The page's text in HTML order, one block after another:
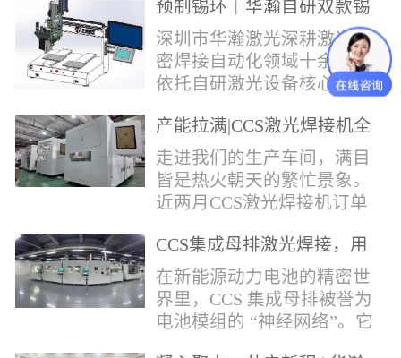
预制锡环｜华瀚自研双款锡
环机，实现焊点标准化量产
深圳市华瀚激光深耕激光精
密焊接自动化领域十余年，
依托自研激光设备核心技
环挤压成型机、多功能锡环
卷绕成型机，两套专业锡环
制备设备，预制标准化锡环
搭配激光定点熔锡工艺，从
方位解决精密电子量产焊接
痛点。预制锡环焊接工艺预
制锡环焊接工艺，核心优势
明显：1.锡料定量可控：锡
环设备提前卷绕/挤压成型，
每一枚锡环锡含量标准化，
产能拉满|CCS激光焊接机全
力量产冲刺
走进我们的生产车间，满目
皆是热火朝天的繁忙景象。
近两月CCS激光焊接机订单
和，全员火力全开，全力奔
赴交付节点，用硬核产能响
应市场需求，用严苛品质回
馈每一份客户信任。市场认
CCS集成母排激光焊接，用
微米级工艺守护新能源电池
生命线
在新能源动力电池的精密世
界里，CCS 集成母排被誉为
电池模组的 “神经网络”。它